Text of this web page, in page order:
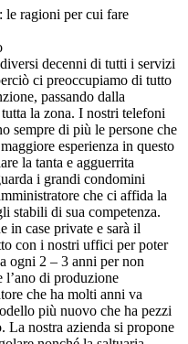
le ragioni per cui fare
decenni di tutti i servizi
ci preoccupiamo di tutto
passando dalla
la zona. I nostri telefoni
sempre di più le persone che
esperienza in questo
la tanta e agguerrita
i grandi condomini
che ci affida la
stabili di sua competenza.
in case private e sarà il
con i nostri uffici per poter
ogni 2 – 3 anni per non
l’ano di produzione
che ha molti anni va
più nuovo che ha pezzi
La nostra azienda si propone